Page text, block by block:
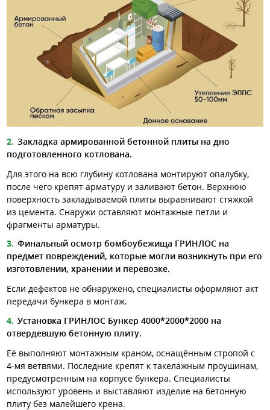
Закладка армированной бетонной плиты на дно
подготовленного котлована.
Для этого на всю глубину котлована монтируют опалубку,
после чего крепят арматуру и заливают бетон. Верхнюю
поверхность закладываемой плиты выравнивают стяжкой
из цемента. Снаружи оставляют монтажные петли и
фрагменты арматуры.
Финальный осмотр бомбоубежища ГРИНЛОС на
предмет повреждений, которые могли возникнуть при его
изготовлении, хранении и перевозке.
Если дефектов не обнаружено, специалисты оформляют акт
передачи бункера в монтаж.
Установка ГРИНЛОС Бункер 4000*2000*2000 на
отвердевшую бетонную плиту.
Её выполняют монтажным краном, оснащённым стропой с
4-мя ветвями. Последние крепят к такелажным проушинам,
предусмотренным на корпусе бункера. Специалисты
используют уровень и выставляют изделие на бетонную
плиту без малейшего крена.